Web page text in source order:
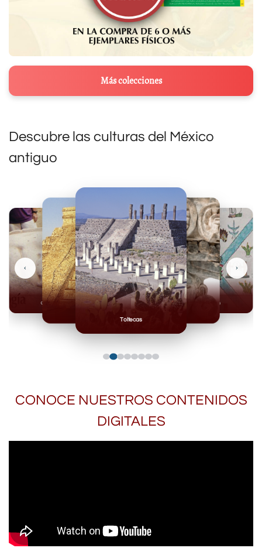
Más colecciones
Descubre las culturas del México
antiguo
Toltecas
Mexicas
Olmecas
‹ ›
CONOCE NUESTROS CONTENIDOS
DIGITALES